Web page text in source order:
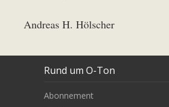
Andreas H. Hölscher
Rund um O-Ton
Abonnement